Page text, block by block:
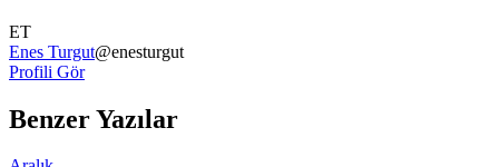
ET
Enes Turgut@enesturgut
Profili Gör
Benzer Yazılar